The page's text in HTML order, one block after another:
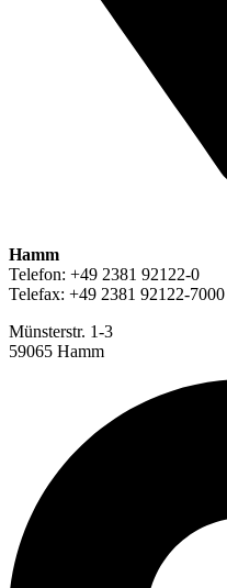
Hamm
Telefon: +49 2381 92122-0
Telefax: +49 2381 92122-7000
Münsterstr. 1-3
59065 Hamm